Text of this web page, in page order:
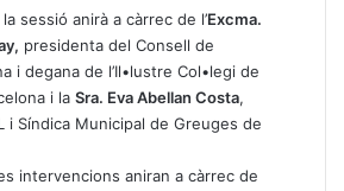
sessió anirà a càrrec de l’Excma.
presidenta del Consell de
i degana de l’Il•lustre Col•legi de
i la Sra. Eva Abellan Costa,
i Síndica Municipal de Greuges de
intervencions aniran a càrrec de